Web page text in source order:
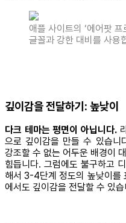
애플 사이트의 ‘에어팟
글꼴과 강한 대비를 사용
깊이감을 전달하기: 높낮이
다크 테마는 평면이 아닙니다.
으로 깊이감을 만들 수 있습니
강조할 수 없는 어두운 배경이
힘듭니다. 그럼에도 불구하고
해서 3-4단계 정도의 높낮이를
에서도 깊이감을 전달할 수 있습